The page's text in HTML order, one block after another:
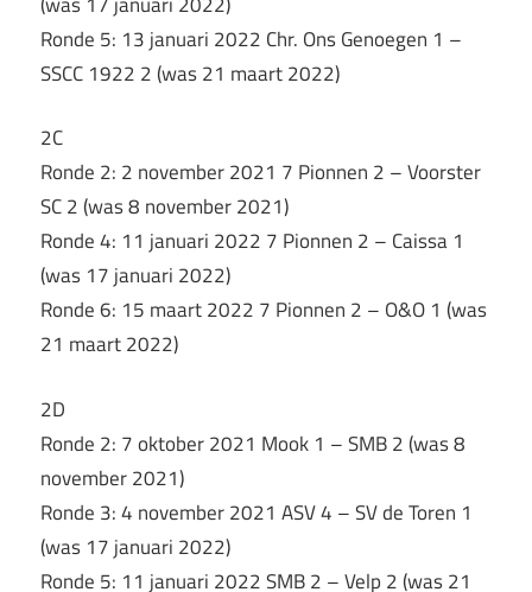
Ronde 5: 13 januari 2022 Chr. Ons Genoegen 1 –
SSCC 1922 2 (was 21 maart 2022)
2C
Ronde 2: 2 november 2021 7 Pionnen 2 – Voorster
SC 2 (was 8 november 2021)
Ronde 4: 11 januari 2022 7 Pionnen 2 – Caissa 1
(was 17 januari 2022)
Ronde 6: 15 maart 2022 7 Pionnen 2 – O&O 1 (was
21 maart 2022)
2D
Ronde 2: 7 oktober 2021 Mook 1 – SMB 2 (was 8
november 2021)
Ronde 3: 4 november 2021 ASV 4 – SV de Toren 1
(was 17 januari 2022)
Ronde 5: 11 januari 2022 SMB 2 – Velp 2 (was 21